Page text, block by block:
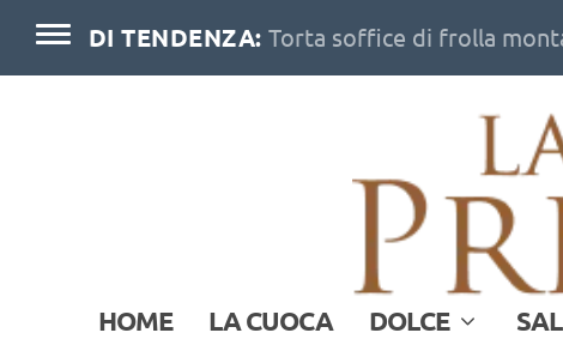
DI TENDENZA: Torta soffice di frolla
HOME LA CUOCA DOLCE